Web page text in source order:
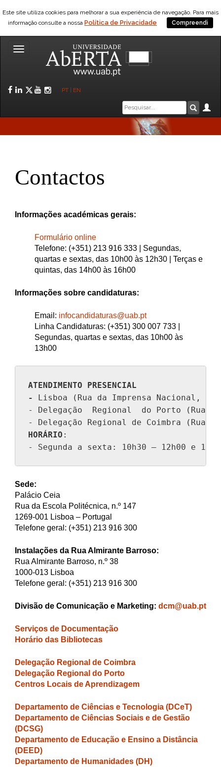
Este site utiliza cookies para melhorar a sua experiência de navegação. Para mais
informação consulte a nossa Política de Privacidade Compreendi
Toggle
Facebook
LinkedIn
Twitter
YouTube
Instagram
PT EN
Caixa
de
pesquisa
Contactos
Informações académicas gerais:
Formulário online
Telefone: (+351) 213 916 333 | Segundas,
quartas e sextas, das 10h00 às 12h30 | Terças e
quintas, das 14h00 às 16h00
Informações sobre candidaturas:
Email: infocandidaturas@uab.pt
Linha Candidaturas: (+351) 300 007 733 |
Segundas, quartas e sextas, das 10h00 às
13h00
ATENDIMENTO PRESENCIAL
- Lisboa (Rua da Imprensa Nacional,
- Delegação  Regional  do Porto (Rua
HORÁRIO :
- Segunda a sexta: 10h30 – 12h00 e
Sede:
Palácio Ceia
Rua da Escola Politécnica, n.º 147
1269-001 Lisboa – Portugal
Telefone geral: (+351) 213 916 300
Instalações da Rua Almirante Barroso:
Rua Almirante Barroso, n.º 38
1000-013 Lisboa
Telefone geral: (+351) 213 916 300
Divisão de Comunicação e Marketing: dcm@uab.pt
Serviços de Documentação
Horário das Bibliotecas
Delegação Regional de Coimbra
Delegação Regional do Porto
Centros Locais de Aprendizagem
Departamento de Ciências e Tecnologia (DCeT)
Departamento de Ciências Sociais e de Gestão
(DCSG)
Departamento de Educação e Ensino a Distância
(DEED)
Departamento de Humanidades (DH)